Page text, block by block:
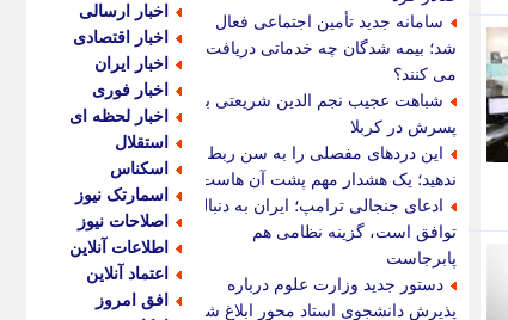
سامانه جدید تأمین اجتماعی فعال
شد؛ بیمه شدگان چه خدماتی دریافت
می کنند؟
شباهت عجیب نجم الدین شریعتی به
پسرش در کربلا
این دردهای مفصلی را به سن ربط
ندهید؛ یک هشدار مهم پشت آن هاست
ادعای جنجالی ترامپ؛ ایران به دنبال
توافق است، گزینه نظامی هم
پابرجاست
دستور جدید وزارت علوم درباره
پذیرش دانشجوی استاد محور ابلاغ شد
اخبار ارسالی
اخبار اقتصادی
اخبار ایران
اخبار فوری
اخبار لحظه ای
استقلال
اسکناس
اسمارتک نیوز
اصلاحات نیوز
اطلاعات آنلاین
اعتماد آنلاین
افق امروز